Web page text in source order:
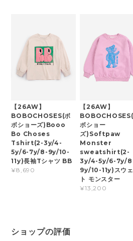
【26AW】
BOBOCHOSES(ボ
ボショーズ)Booo
Bo Choses
Tshirt(2-3y/4-
5y/6-7y/8-9y/10-
11y)長袖Tシャツ BB
¥8,690
【26AW】
ボショー
ズ)Softpaw
Monster
sweatshirt(2-
3y/4-5y/6-7y/
9y/10-11y)スウ
ト モンスター
¥13,200
ショップの評価